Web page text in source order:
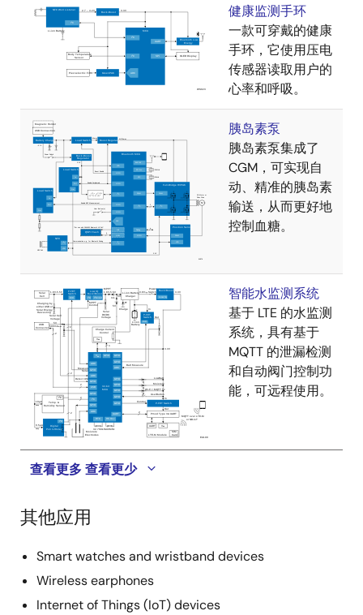
健康监测手环
一款可穿戴的健康
手环，它使用压电
传感器读取用户的
心率和呼吸。
胰岛素泵
胰岛素泵集成了
CGM，可实现自
动、精准的胰岛素
输送，从而更好地
控制血糖。
智能水监测系统
基于 LTE 的水监测
系统，具有基于
MQTT 的泄漏检测
和自动阀门控制功
能，可远程使用。
查看更多查看更少
其他应用
Smart watches and wristband devices
Wireless earphones
Internet of Things (IoT) devices